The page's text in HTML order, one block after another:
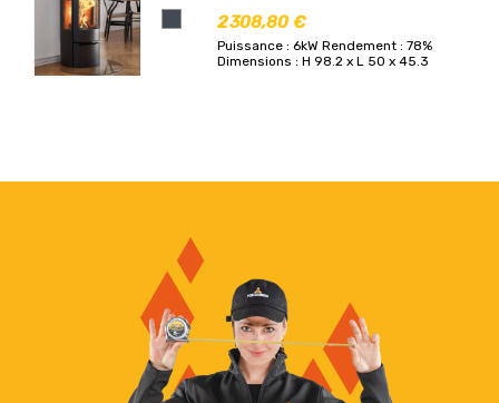
2 308,80 €
Puissance : 6kW Rendement : 78%
Dimensions : H 98.2 x L 50 x 45.3